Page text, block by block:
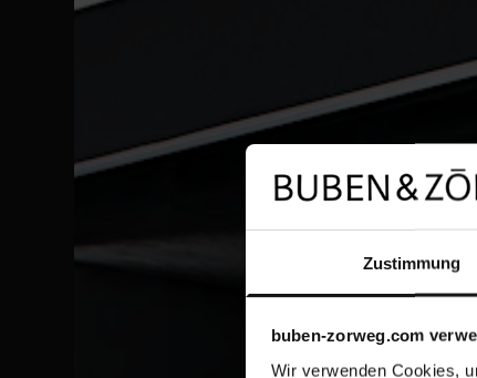
Zustimmung
buben-zorweg.com
Wir verwenden Cookies,